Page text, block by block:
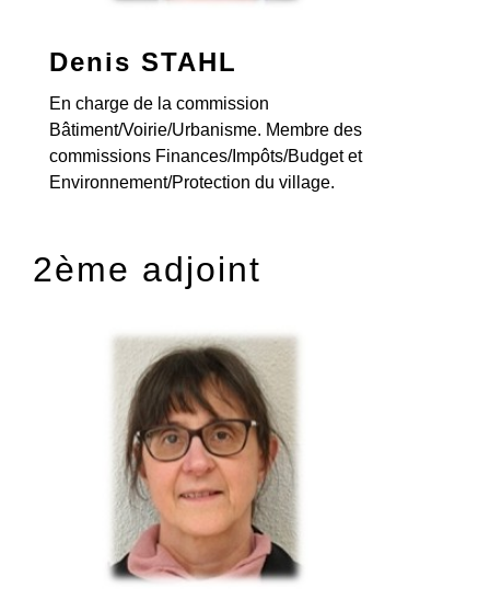
Denis STAHL
En charge de la commission
Bâtiment/Voirie/Urbanisme. Membre des
commissions Finances/Impôts/Budget et
Environnement/Protection du village.
2ème adjoint